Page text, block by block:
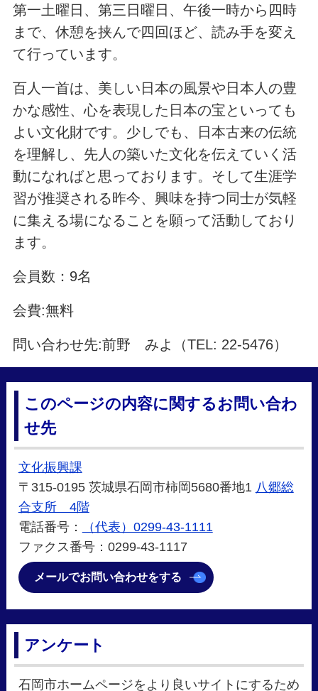
第一土曜日、第三日曜日、午後一時から四時
まで、休憩を挟んで四回ほど、読み手を変え
て行っています。
百人一首は、美しい日本の風景や日本人の豊
かな感性、心を表現した日本の宝といっても
よい文化財です。少しでも、日本古来の伝統
を理解し、先人の築いた文化を伝えていく活
動になればと思っております。そして生涯学
習が推奨される昨今、興味を持つ同士が気軽
に集える場になることを願って活動しており
ます。
会員数：9名
会費:無料
問い合わせ先:前野 みよ（TEL: 22-5476）
このページの内容に関するお問い合わ
せ先
文化振興課
〒315-0195 茨城県石岡市柿岡5680番地1 八郷総
合支所 4階
電話番号：
（代表）0299-43-1111
ファクス番号：0299-43-1117
メールでお問い合わせをする
アンケート
石岡市ホームページをより良いサイトにするため